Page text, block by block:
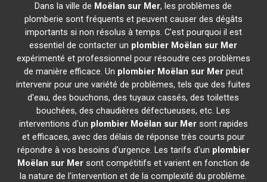
Dans la ville de Moëlan sur Mer, les problèmes de
plomberie sont fréquents et peuvent causer des dégâts
importants si non résolus à temps. C'est pourquoi il est
essentiel de contacter un plombier Moëlan sur Mer
expérimenté et professionnel pour résoudre ces problèmes
de manière efficace. Un plombier Moëlan sur Merpeut
intervenir pour une variété de problèmes, tels que des fuites
d'eau, des bouchons, des tuyaux cassés, des toilettes
bouchées, des chaudières défectueuses, etc. Les
interventions d'un plombier Moëlan sur Mersont rapides
et efficaces, avec des délais de réponse très courts pour
répondre à vos besoins d'urgence. Les tarifs d'un plombier
Moëlan sur Mersont compétitifs et varient en fonction de
la nature de l'intervention et de la complexité du problème.